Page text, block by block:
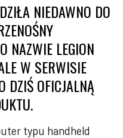
NIEDAWNO DO
NAZWIE LEGION
W SERWISIE
DZIŚ OFICJALNĄ
typu handheld